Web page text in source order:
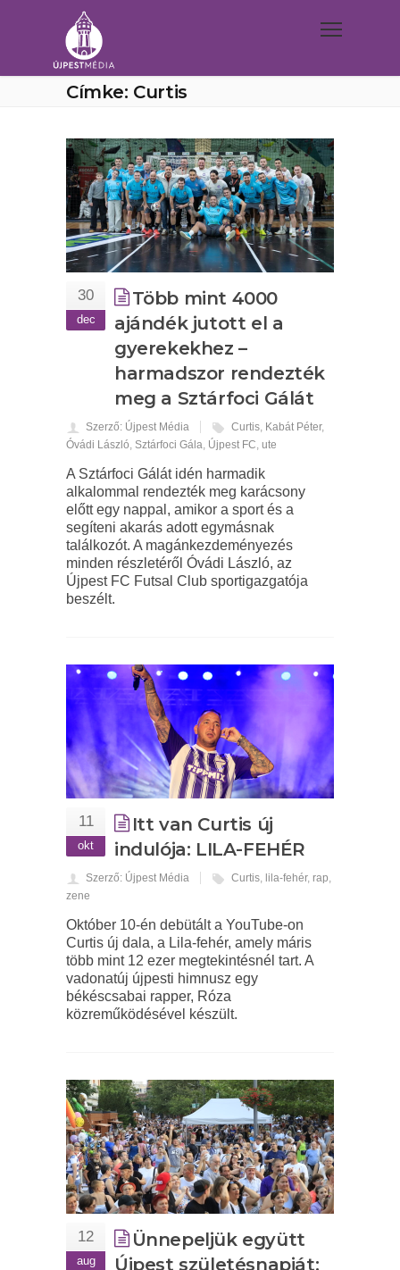
Címke: Curtis
30
dec
Több mint 4000
ajándék jutott el a
gyerekekhez –
harmadszor rendezték
meg a Sztárfoci Gálát
Szerző: Újpest Média Curtis, Kabát Péter,
Óvádi László, Sztárfoci Gála, Újpest FC, ute
A Sztárfoci Gálát idén harmadik
alkalommal rendezték meg karácsony
előtt egy nappal, amikor a sport és a
segíteni akarás adott egymásnak
találkozót. A magánkezdeményezés
minden részletéről Óvádi László, az
Újpest FC Futsal Club sportigazgatója
beszélt.
11
okt
Itt van Curtis új
indulója: LILA-FEHÉR
Szerző: Újpest Média Curtis, lila-fehér, rap,
zene
Október 10-én debütált a YouTube-on
Curtis új dala, a Lila-fehér, amely máris
több mint 12 ezer megtekintésnél tart. A
vadonatúj újpesti himnusz egy
békéscsabai rapper, Róza
közreműködésével készült.
12
aug
Ünnepeljük együtt
Újpest születésnapját: